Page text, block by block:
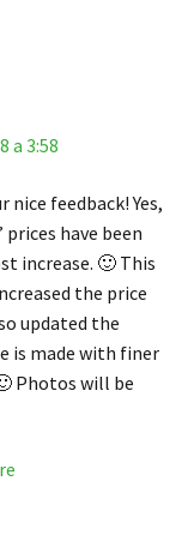
a 3:58
nice feedback! Yes,
have been
increase. 🙂 This
the price
updated the
is made with finer
Photos will be